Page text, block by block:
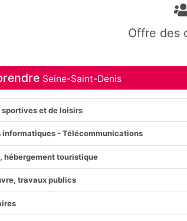
Offre des
Seine-Saint-Denis
et de loisirs
- Télécommunications
hébergement touristique
travaux publics